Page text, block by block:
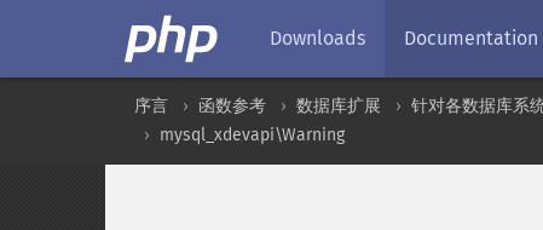
Downloads Documentation
序言 函数参考 数据库扩展 针对各数据库系
mysql_xdevapi\Warning